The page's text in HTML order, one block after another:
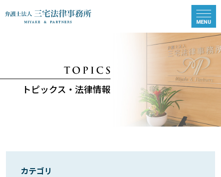
トピックス・法律情報
カテゴリ